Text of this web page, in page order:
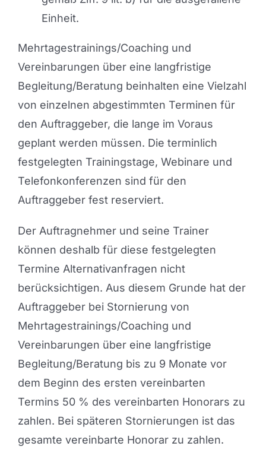
Einheit.
Mehrtagestrainings/Coaching und
Vereinbarungen über eine langfristige
Begleitung/Beratung beinhalten eine Vielzahl
von einzelnen abgestimmten Terminen für
den Auftraggeber, die lange im Voraus
geplant werden müssen. Die terminlich
festgelegten Trainingstage, Webinare und
Telefonkonferenzen sind für den
Auftraggeber fest reserviert.
Der Auftragnehmer und seine Trainer
können deshalb für diese festgelegten
Termine Alternativanfragen nicht
berücksichtigen. Aus diesem Grunde hat der
Auftraggeber bei Stornierung von
Mehrtagestrainings/Coaching und
Vereinbarungen über eine langfristige
Begleitung/Beratung bis zu 9 Monate vor
dem Beginn des ersten vereinbarten
Termins 50 % des vereinbarten Honorars zu
zahlen. Bei späteren Stornierungen ist das
gesamte vereinbarte Honorar zu zahlen.